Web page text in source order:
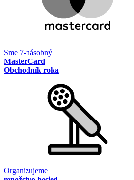
Sme 7-násobný
MasterCard
Obchodník roka
Organizujeme